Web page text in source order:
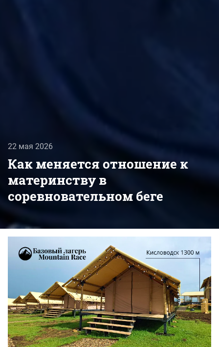
22 мая 2026
Как меняется отношение к
материнству в
соревновательном беге